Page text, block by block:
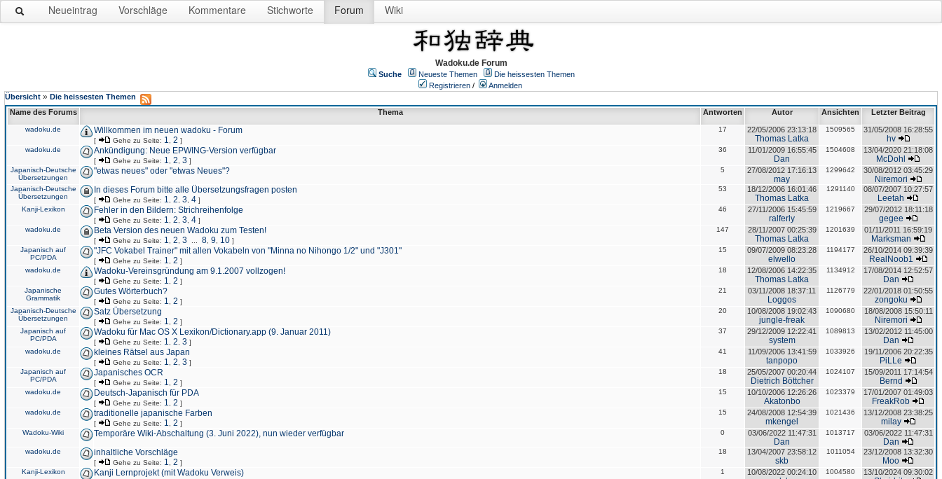
Neueintrag Vorschläge Kommentare Stichworte Forum Wiki
Wadoku.de Forum
Suche Neueste Themen
Die heissesten Themen
Registrieren /
Anmelden
Übersicht » Die heissesten Themen
Name des Forums
Thema Antworten Autor Ansichten Letzter Beitrag
wadoku.de Willkommen im neuen wadoku - Forum
[ Gehe zu Seite: 1 2 ]
17 22/05/2006 23:13:18
Thomas Latka
1509565 31/05/2008 16:28:55
hv
wadoku.de Ankündigung: Neue EPWING-Version verfügbar
[ Gehe zu Seite: 1 2 3 ]
36 11/01/2009 16:55:45
Dan
1504608 13/04/2020 21:18:08
McDohl
Japanisch-Deutsche
Übersetzungen
"etwas neues" oder "etwas Neues"? 5 27/08/2012 17:16:13
may
1299642 30/08/2012 03:45:29
Niremori
Japanisch-Deutsche
Übersetzungen
In dieses Forum bitte alle Übersetzungsfragen posten
[ Gehe zu Seite: 1 2 3 4 ]
53 18/12/2006 16:01:46
Thomas Latka
1291140 08/07/2007 10:27:57
Leetah
Kanji-Lexikon Fehler in den Bildern: Strichreihenfolge
[ Gehe zu Seite: 1 2 3 4 ]
46 27/11/2006 15:45:59
ralferly
1219667 29/07/2012 18:11:18
gegee
wadoku.de Beta Version des neuen Wadoku zum Testen!
[ Gehe zu Seite: 1 2 3 8 9 10 ]
147 28/11/2007 00:25:39
Thomas Latka
1201639 01/11/2011 16:59:19
Marksman
Japanisch auf
PC/PDA
"JFC Vokabel Trainer" mit allen Vokabeln von "Minna no Nihongo 1/2" und "J301"
[ Gehe zu Seite: 1 2 ]
15 09/07/2009 08:23:28
elwello
1194177 26/10/2014 09:39:39
RealNoob1
wadoku.de Wadoku-Vereinsgründung am 9.1.2007 vollzogen!
[ Gehe zu Seite: 1 2 ]
18 12/08/2006 14:22:35
Thomas Latka
1134912 17/08/2014 12:52:57
Dan
Japanische
Grammatik
Gutes Wörterbuch?
[ Gehe zu Seite: 1 2 ]
21 03/11/2008 18:37:11
Loggos
1126779 22/01/2018 01:50:55
zongoku
Japanisch-Deutsche
Übersetzungen
Satz Übersetzung
[ Gehe zu Seite: 1 2 ]
20 10/08/2008 19:02:43
jungle-freak
1090680 18/08/2008 15:50:11
Niremori
Japanisch auf
PC/PDA
Wadoku für Mac OS X Lexikon/Dictionary.app (9. Januar 2011)
[ Gehe zu Seite: 1 2 3 ]
37 29/12/2009 12:22:41
system
1089813 13/02/2012 11:45:00
Dan
wadoku.de kleines Rätsel aus Japan
[ Gehe zu Seite: 1 2 3 ]
41 11/09/2006 13:41:59
tanpopo
1033926 19/11/2006 20:22:35
PiLLe
Japanisch auf
PC/PDA
Japanisches OCR
[ Gehe zu Seite: 1 2 ]
18 25/05/2007 00:20:44
Dietrich Böttcher
1024107 15/09/2011 17:14:54
Bernd
wadoku.de Deutsch-Japanisch für PDA
[ Gehe zu Seite: 1 2 ]
15 10/10/2006 12:26:26
Akatonbo
1023379 17/01/2007 01:49:03
FreakRob
wadoku.de traditionelle japanische Farben
[ Gehe zu Seite: 1 2 ]
15 24/08/2008 12:54:39
mkengel
1021436 13/12/2008 23:38:25
milay
Wadoku-Wiki Temporäre Wiki-Abschaltung (3. Juni 2022), nun wieder verfügbar 0 03/06/2022 11:47:31
Dan
1013717 03/06/2022 11:47:31
Dan
wadoku.de inhaltliche Vorschläge
[ Gehe zu Seite: 1 2 ]
18 13/04/2007 23:58:12
skb
1011054 23/12/2008 13:32:30
Moo
Kanji-Lexikon Kanji Lernprojekt (mit Wadoku Verweis) 1 10/08/2022 00:24:10 1004580 13/10/2024 09:30:02